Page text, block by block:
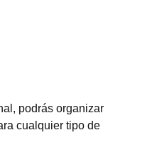
podrás organizar
cualquier tipo de